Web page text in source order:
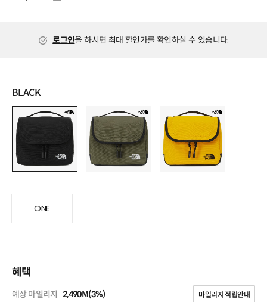
로그인을 하시면 최대 할인가를 확인하실 수 있습니다.
BLACK
ONE
혜택
예상 마일리지 2,490M(3%) 마일리지 적립안내